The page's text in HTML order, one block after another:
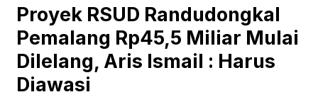
Hukrim
Investigasi
Pendidikan
Advertorial
GAYA HIDUP
Proyek RSUD Randudongkal
Pemalang Rp45,5 Miliar Mulai
Dilelang, Aris Ismail : Harus
Diawasi